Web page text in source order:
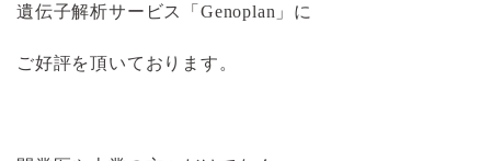
遺伝子解析サービス「Genoplan」に
ご好評を頂いております。